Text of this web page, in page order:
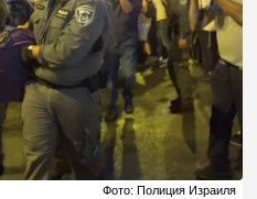
Фото: Полиция Израиля